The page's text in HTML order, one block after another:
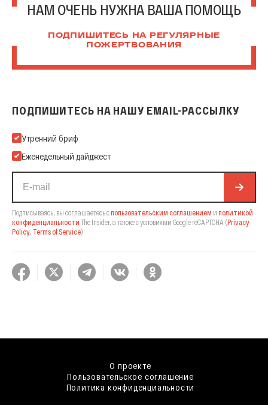
НАМ ОЧЕНЬ НУЖНА ВАША ПОМОЩЬ
ПОДПИШИТЕСЬ НА РЕГУЛЯРНЫЕ
ПОЖЕРТВОВАНИЯ
ПОДПИШИТЕСЬ НА НАШУ EMAIL-РАССЫЛКУ
Подпишитесь на нашу Email-рассылку
Утренний бриф
Еженедельный дайджест
Подписываясь, вы соглашаетесь спользовательским соглашением и политикой
конфиденциальности The Insider, а также с условиями Google reCAPTCHA (Privacy
Policy, Terms of Service).
О проекте
Пользовательское соглашение
Политика конфиденциальности